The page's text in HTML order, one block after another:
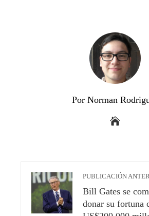
Por Norman
PUBLICACIÓN
Bill Gates se
donar su fortuna